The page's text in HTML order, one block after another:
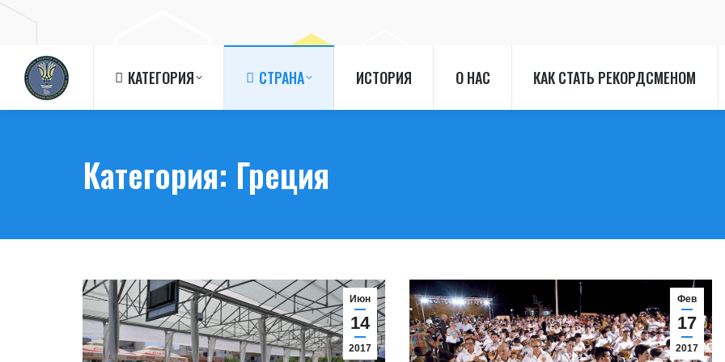
КАТЕГОРИЯ СТРАНА ИСТОРИЯ О НАС КАК СТАТЬ РЕКОРДСМЕНОМ
Категория: Греция
Июн
14
2017
Фев
17
2017
СТРАНА